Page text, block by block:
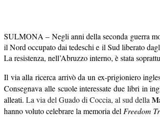
SULMONA – Negli anni della seconda guerra
il Nord occupato dai tedeschi e il Sud liberato
La resistenza, nell’Abruzzo interno, è stata
Il via alla ricerca arrivò da un ex-prigioniero
Consegnava alle scuole interessate due libri in
alleati.La via del Guado di Coccia, al sud della
hanno voluto celebrare la memoria del Freedom